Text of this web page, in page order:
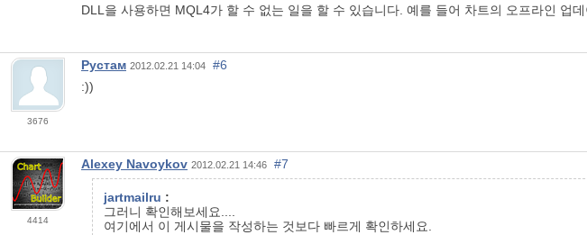
DLL을 사용하면 MQL4가 할 수 없는 일을 할 수 있습니다. 예를 들어 차트의 오프라인 업
3676
Рустам 2012.02.21 14:04
#6
:))
4414
Alexey Navoykov 2012.02.21 14:46 #7
jartmailru :
그러니 확인해보세요....
여기에서 이 게시물을 작성하는 것보다 빠르게 확인하세요.